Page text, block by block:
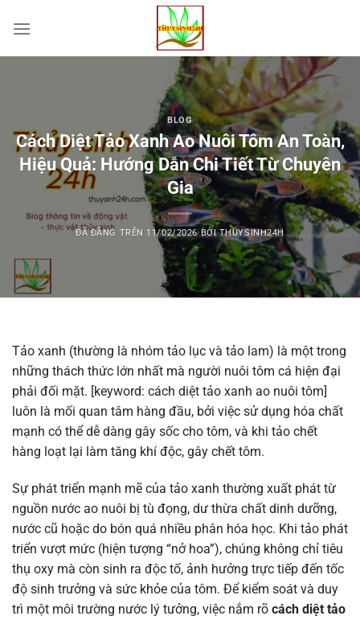
đến
BLOG
Cách Diệt Tảo Xanh Ao Nuôi Tôm An Toàn,
Hiệu Quả: Hướng Dẫn Chi Tiết Từ Chuyên
Gia
ĐÃ ĐĂNG TRÊN 11/02/2026 BỞITHUYSINH24H
Tảo xanh (thường là nhóm tảo lục và tảo lam) là một trong
những thách thức lớn nhất mà người nuôi tôm cá hiện đại
phải đối mặt. [keyword: cách diệt tảo xanh ao nuôi tôm]
luôn là mối quan tâm hàng đầu, bởi việc sử dụng hóa chất
mạnh có thể dễ dàng gây sốc cho tôm, và khi tảo chết
hàng loạt lại làm tăng khí độc, gây chết tôm.
Sự phát triển mạnh mẽ của tảo xanh thường xuất phát từ
nguồn nước ao nuôi bị tù đọng, dư thừa chất dinh dưỡng,
nước cũ hoặc do bón quá nhiều phân hóa học. Khi tảo phát
triển vượt mức (hiện tượng “nở hoa”), chúng không chỉ tiêu
thụ oxy mà còn sinh ra độc tố, ảnh hưởng trực tiếp đến tốc
độ sinh trưởng và sức khỏe của tôm. Để kiểm soát và duy
trì một môi trường nước lý tưởng, việc nắm rõ cách diệt tảo